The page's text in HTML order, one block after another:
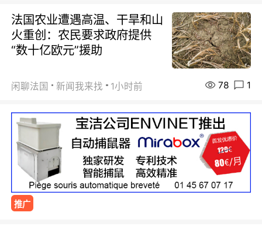
法国农业遭遇高温、干旱和山
火重创：农民要求政府提供
“数十亿欧元”援助
闲聊法国 新闻我来找 1小时前 78 1
推广